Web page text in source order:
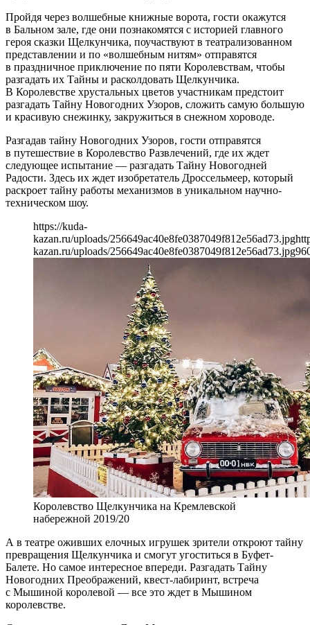
Пройдя через волшебные книжные ворота, гости окажутся
в Бальном зале, где они познакомятся с историей главного
героя сказки Щелкунчика, поучаствуют в театрализованном
представлении и по «волшебным нитям» отправятся
в праздничное приключение по пяти Королевствам, чтобы
разгадать их Тайны и расколдовать Щелкунчика.
В Королевстве хрустальных цветов участникам предстоит
разгадать Тайну Новогодних Узоров, сложить самую большую
и красивую снежинку, закружиться в снежном хороводе.
Разгадав тайну Новогодних Узоров, гости отправятся
в путешествие в Королевство Развлечений, где их ждет
следующее испытание — разгадать Тайну Новогодней
Радости. Здесь их ждет изобретатель Дроссельмеер, который
раскроет тайну работы механизмов в уникальном научно-
техническом шоу.
https://kuda-
kazan.ru/uploads/256649ac40e8fe0387049f812e56ad73.jpg
kazan.ru/uploads/256649ac40e8fe0387049f812e56ad73.jpg
Королевство Щелкунчика на Кремлевской
набережной 2019/20
А в театре оживших елочных игрушек зрители откроют тайну
превращения Щелкунчика и смогут угоститься в Буфет-
Балете. Но самое интересное впереди. Разгадать Тайну
Новогодних Преображений, квест-лабиринт, встреча
с Мышиной королевой — все это ждет в Мышином
королевстве.